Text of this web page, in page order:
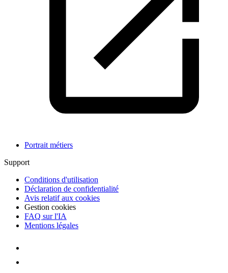
Portrait métiers
Support
Conditions d'utilisation
Déclaration de confidentialité
Avis relatif aux cookies
Gestion cookies
FAQ sur l'IA
Mentions légales